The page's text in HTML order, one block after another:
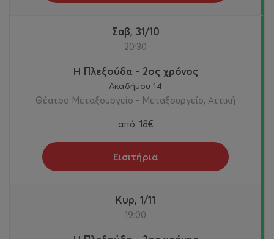
Σαβ, 31/10
20:30
Η Πλεξούδα - 2ος χρόνος
Ακαδήμου 14
Θέατρο Μεταξουργείο - Μεταξουργείο, Αττική
από 18€
Εισιτήρια
Κυρ, 1/11
19:00